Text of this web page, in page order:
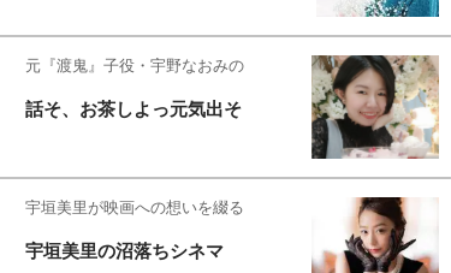
元『渡鬼』子役・宇野なおみの
話そ、お茶しよっ元気出そ
宇垣美里が映画への想いを綴る
宇垣美里の沼落ちシネマ